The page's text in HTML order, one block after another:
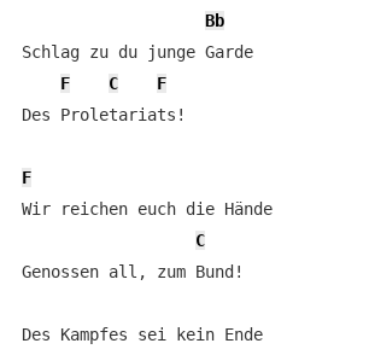
Bb
Schlag zu du junge Garde
F
C
F
Des Proletariats!
F
Wir reichen euch die Hände
C
Genossen all, zum Bund!
Des Kampfes sei kein Ende